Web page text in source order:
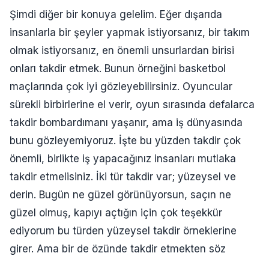
Şimdi diğer bir konuya gelelim. Eğer dışarıda
insanlarla bir şeyler yapmak istiyorsanız, bir takım
olmak istiyorsanız, en önemli unsurlardan birisi
onları takdir etmek. Bunun örneğini basketbol
maçlarında çok iyi gözleyebilirsiniz. Oyuncular
sürekli birbirlerine el verir, oyun sırasında defalarca
takdir bombardımanı yaşanır, ama iş dünyasında
bunu gözleyemiyoruz. İşte bu yüzden takdir çok
önemli, birlikte iş yapacağınız insanları mutlaka
takdir etmelisiniz. İki tür takdir var; yüzeysel ve
derin. Bugün ne güzel görünüyorsun, saçın ne
güzel olmuş, kapıyı açtığın için çok teşekkür
ediyorum bu türden yüzeysel takdir örneklerine
girer. Ama bir de özünde takdir etmekten söz